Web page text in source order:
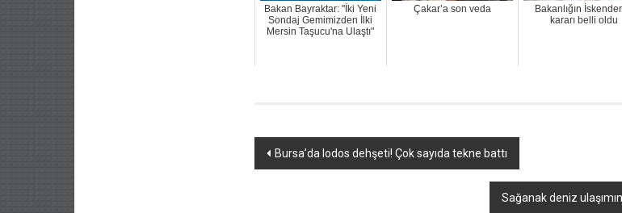
Bakan Bayraktar: "İki Yeni
Sondaj Gemimizden İlki
Mersin Taşucu'na Ulaştı"
Çakar’a son veda
Bakanlığın
kararı belli oldu
Yazı
Bursa’da lodos dehşeti! Çok sayıda tekne battı
Sağanak deniz